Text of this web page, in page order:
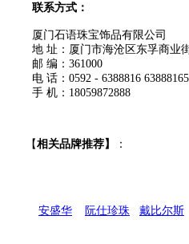
联系方式：
厦门石语珠宝饰品有限公司
地 址：厦门市海沧区东孚商业
邮 编：361000
电 话：0592 - 6388816 63888165
手 机：18059872888
【相关品牌推荐】 ：
安盛华 阮仕珍珠 戴比尔斯